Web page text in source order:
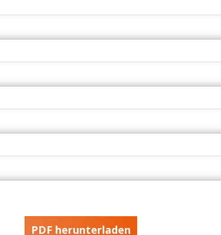
PDF herunterladen